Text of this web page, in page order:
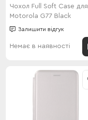
Чохол Full Soft Case для
Motorola G77 Black
Залишити відгук
Немає в наявності